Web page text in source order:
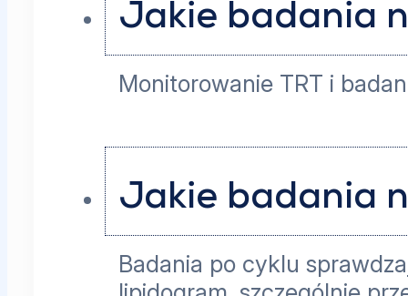
Jakie badania
Monitorowanie TRT i
Jakie badania
Badania po cyklu